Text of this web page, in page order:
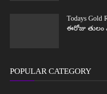
Todays Gold
ఈరోజు
POPULAR CATEGORY